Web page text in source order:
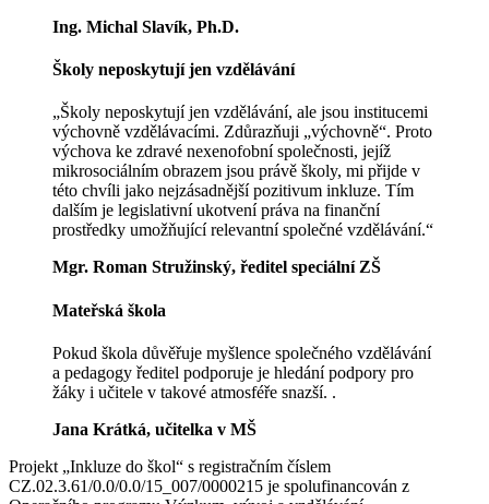
Ing. Michal Slavík, Ph.D.
Školy neposkytují jen vzdělávání
„Školy neposkytují jen vzdělávání, ale jsou institucemi
výchovně vzdělávacími. Zdůrazňuji „výchovně“. Proto
výchova ke zdravé nexenofobní společnosti, jejíž
mikrosociálním obrazem jsou právě školy, mi přijde v
této chvíli jako nejzásadnější pozitivum inkluze. Tím
dalším je legislativní ukotvení práva na finanční
prostředky umožňující relevantní společné vzdělávání.“
Mgr. Roman Stružinský, ředitel speciální ZŠ
Mateřská škola
Pokud škola důvěřuje myšlence společného vzdělávání
a pedagogy ředitel podporuje je hledání podpory pro
žáky i učitele v takové atmosféře snazší. .
Jana Krátká, učitelka v MŠ
Projekt „Inkluze do škol“ s registračním číslem
CZ.02.3.61/0.0/0.0/15_007/0000215 je spolufinancován z